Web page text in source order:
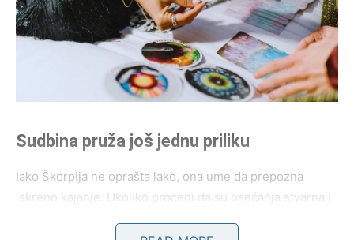
Sudbina pruža još jednu priliku
Iako Škorpija ne oprašta lako, ona ume da prepozna
iskreno kajanje. Ukoliko proceni da su osećanja stvarna i